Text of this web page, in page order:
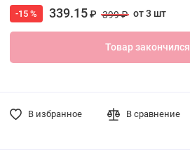
-15 % 339.15₽ 399 ₽ от 3 шт
Товар закончился
В избранное В сравнение